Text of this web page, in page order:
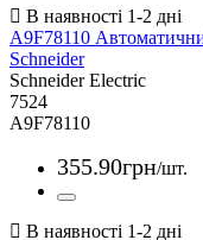
A9F78110
Schneider
Schneider Electric
7524
A9F78110
355.90грн/шт.